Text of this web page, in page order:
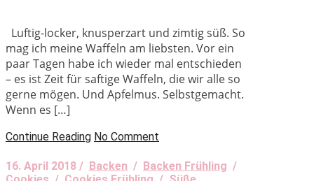
Luftig-locker, knusperzart und zimtig süß. So
mag ich meine Waffeln am liebsten. Vor ein
paar Tagen habe ich wieder mal entschieden
– es ist Zeit für saftige Waffeln, die wir alle so
gerne mögen. Und Apfelmus. Selbstgemacht.
Wenn es […]
Continue Reading No Comment
16. April 2018 / Backen / Backen Frühling /